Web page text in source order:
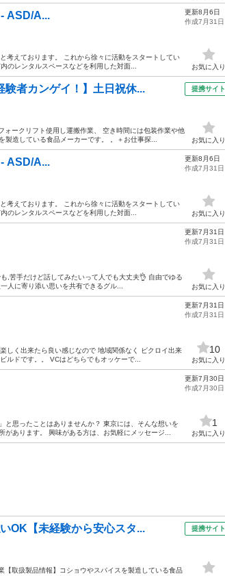
ASD/A...
考えております。 これから徐々に活動をスタートしてい
のレンタルスペースなどを利用した対面...
更新8月6日
作成7月31日
お気に入り
験者カンゲイ！】土日祝休...
ークリフト使用し運搬作業、 空き時間には包装作業や他
造している食品メーカーです。 。＋お仕事探...
提携サイト
お気に入り
ASD/A...
考えております。 これから徐々に活動をスタートしてい
のレンタルスペースなどを利用した対面...
更新8月6日
作成7月31日
お気に入り
,苦手だけど話してみたいって人でも大丈夫👌 自由でゆる
人に寄り添い思いを共有できるグル...
更新7月31日
作成7月31日
お気に入り
しく出来たら良い感じなので 地域関係なく ビクロイ出来
ルドです。。 VCはどちらでもオッケーで...
更新7月31日
作成7月31日
10
お気に入り
と思ったことはありませんか？ 東京には、そんな想いを
あります。 興味がある方は、お気軽にメッセージ...
更新7月30日
作成7月30日
1
お気に入り
OK【未経験から安心スタ...
取扱製品情報】コショウやスパイスを製造している食品
提携サイト